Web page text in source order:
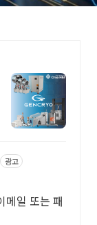
광고
메일 또는 패